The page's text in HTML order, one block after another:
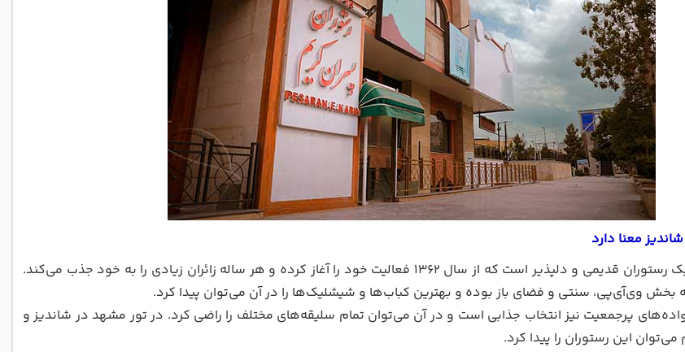
معنا دارد
رستوران ارم شاندیز یک رستوران قدیمی و دلپذیر است که از سال 1362 فعالیت خود را آغاز کرده و هر ساله زائران زیادی را به خود جذب می‌کند.
بخش وی‌آی‌پی، سنتی و فضای باز بوده و بهترین کباب‌ها و شیشلیک‌ها را در آن می‌توان پیدا کرد.
پرجمعیت نیز انتخاب جذابی است و در آن می‌توان تمام سلیقه‌های مختلف را راضی کرد. در تور مشهد در شاندیز و
این رستوران را پیدا کرد.